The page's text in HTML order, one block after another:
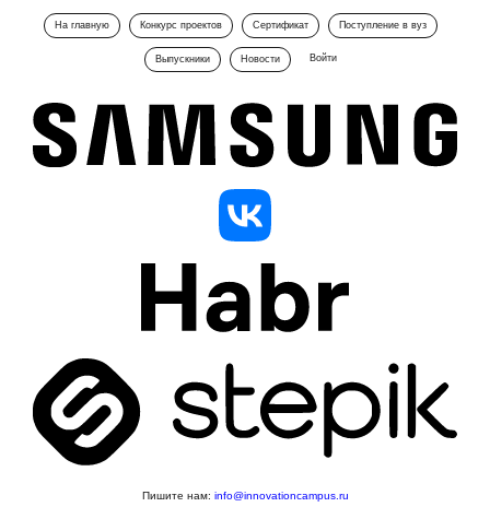
На главную Конкурс проектов Сертификат Поступление в вуз
Выпускники Новости Войти
Пишите нам: info@innovationcampus.ru